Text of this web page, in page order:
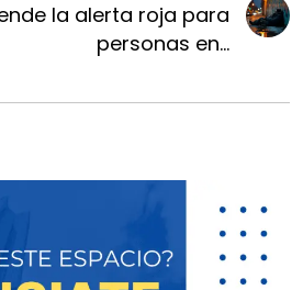
la alerta roja para
personas en...